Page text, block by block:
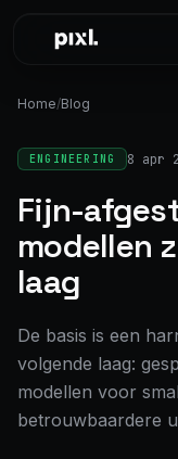
Home/Blog
ENGINEERING 8 apr
Fijn-
modellen
laag
De basis is een
volgende laag:
modellen voor
betrouwbaardere